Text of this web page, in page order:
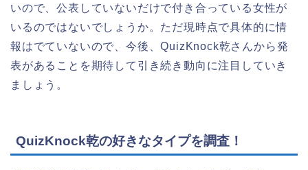
いので、公表していないだけで付き合っている女性が
いるのではないでしょうか。ただ現時点で具体的に情
報はでていないので、今後、QuizKnock乾さんから発
表があることを期待して引き続き動向に注目していき
ましょう。
QuizKnock乾の好きなタイプを調査！